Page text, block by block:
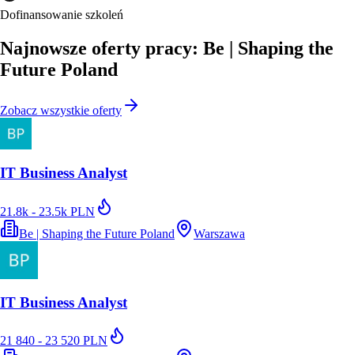
Dofinansowanie szkoleń
Najnowsze oferty pracy: Be | Shaping the
Future Poland
Zobacz wszystkie oferty
IT Business Analyst
21.8k - 23.5k PLN
Be | Shaping the Future Poland
Warszawa
IT Business Analyst
21 840 - 23 520 PLN